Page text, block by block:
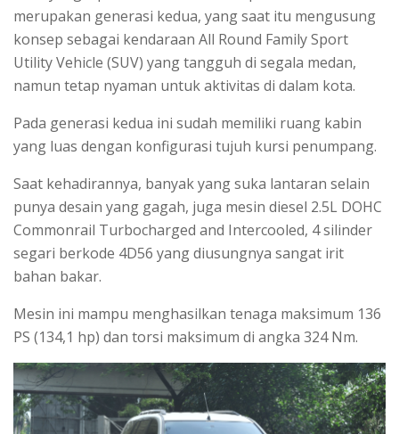
merupakan generasi kedua, yang saat itu mengusung
konsep sebagai kendaraan All Round Family Sport
Utility Vehicle (SUV) yang tangguh di segala medan,
namun tetap nyaman untuk aktivitas di dalam kota.
Pada generasi kedua ini sudah memiliki ruang kabin
yang luas dengan konfigurasi tujuh kursi penumpang.
Saat kehadirannya, banyak yang suka lantaran selain
punya desain yang gagah, juga mesin diesel 2.5L DOHC
Commonrail Turbocharged and Intercooled, 4 silinder
segari berkode 4D56 yang diusungnya sangat irit
bahan bakar.
Mesin ini mampu menghasilkan tenaga maksimum 136
PS (134,1 hp) dan torsi maksimum di angka 324 Nm.